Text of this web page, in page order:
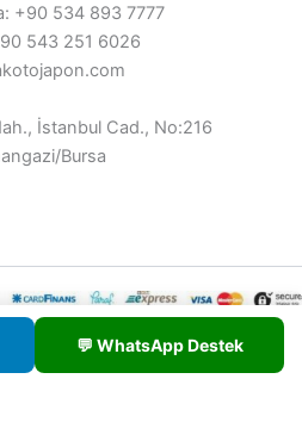
💬 WhatsApp Destek
+90 534 893 7777
543 251 6026
İstanbul Cad., No:216
Bursa
Tüm hakları saklıdır.